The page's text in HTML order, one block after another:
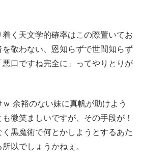
く天文学的確率はこの際置いてお
敬わない、恩知らずで世間知らず
口ですね完全に」ってやりとりが
余裕のない妹に真帆が助けよう
微笑ましいですが、その手段が！
黒魔術で何とかしようとするあた
以でしょうかねぇ。